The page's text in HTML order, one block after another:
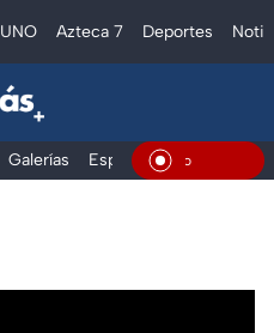
Azteca 7 Deportes
Galerías EspecialesEn Vivo